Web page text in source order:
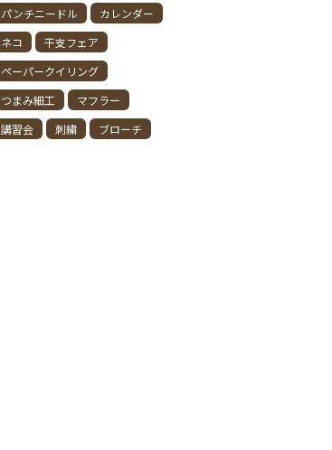
パンチニードル
カレンダー
ネコ
干支フェア
ペーパークイリング
つまみ細工
マフラー
講習会
刺繍 ブローチ